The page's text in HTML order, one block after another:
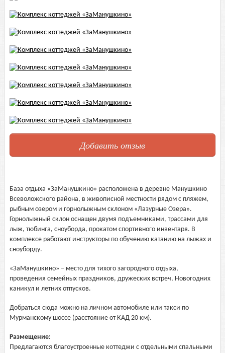
Добавить отзыв
База отдыха «ЗаМанушкино» расположена в деревне Манушкино
Всеволожского района, в живописной местности рядом с пляжем,
рыбным озером и горнолыжным склоном «Лазурные Озера».
Горнолыжный склон оснащен двумя подъемниками, трассами для
лыж, тюбинга, сноуборда, прокатом спортивного инвентаря. В
комплексе работают инструкторы по обучению катанию на лыжах и
сноуборду.
«ЗаМанушкино» – место для тихого загородного отдыха,
проведения семейных праздников, дружеских встреч, Новогодних
каникул и летних отпусков.
Добраться сюда можно на личном автомобиле или такси по
Мурманскому шоссе (расстояние от КАД 20 км).
Размещение:
Предлагаются благоустроенные коттеджи с отдельными спальными